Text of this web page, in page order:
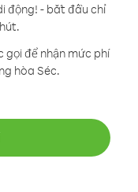
động! - bắt đầu chỉ
gọi để nhận mức phí
hòa Séc.